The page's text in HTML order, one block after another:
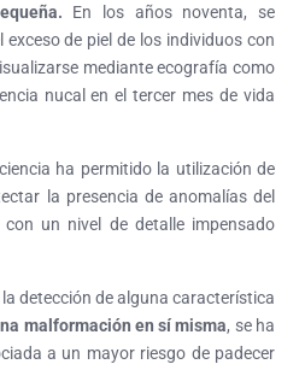
En los años noventa, se
de piel de los individuos con
mediante ecografía como
nucal en el tercer mes de vida
ha permitido la utilización de
la presencia de anomalías del
un nivel de detalle impensado
detección de alguna característica
malformación en sí misma, se ha
a un mayor riesgo de padecer